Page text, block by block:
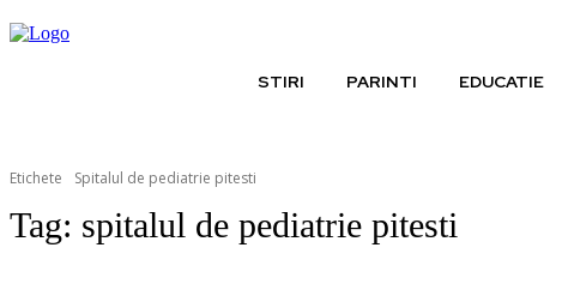
STIRI PARINTI EDUCATIE
Etichete Spitalul de pediatrie pitesti
Tag: spitalul de pediatrie pitesti